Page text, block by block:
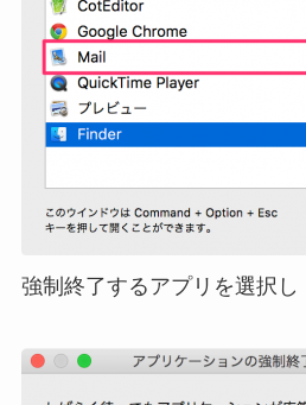
強制終了するアプリを選択し